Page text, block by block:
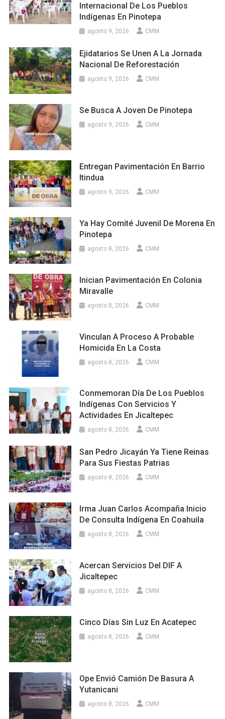
Internacional De Los Pueblos
Indígenas En Pinotepa
agosto 9, 2026 CMM
Ejidatarios Se Unen A La Jornada
Nacional De Reforestación
agosto 9, 2026 CMM
Se Busca A Joven De Pinotepa
agosto 9, 2026 CMM
Entregan Pavimentación En Barrio
Itindua
agosto 9, 2026 CMM
Ya Hay Comité Juvenil De Morena En
Pinotepa
agosto 8, 2026 CMM
Inician Pavimentación En Colonia
Miravalle
agosto 8, 2026 CMM
Vinculan A Proceso A Probable
Homicida En La Costa
agosto 8, 2026 CMM
Conmemoran Día De Los Pueblos
Indígenas Con Servicios Y
Actividades En Jicaltepec
agosto 8, 2026 CMM
San Pedro Jicayán Ya Tiene Reinas
Para Sus Fiestas Patrias
agosto 8, 2026 CMM
Irma Juan Carlos Acompaña Inicio
De Consulta Indígena En Coahuila
agosto 8, 2026 CMM
Acercan Servicios Del DIF A
Jicaltepec
agosto 8, 2026 CMM
Cinco Días Sin Luz En Acatepec
agosto 8, 2026 CMM
Ope Envió Camión De Basura A
Yutanicani
agosto 8, 2026 CMM